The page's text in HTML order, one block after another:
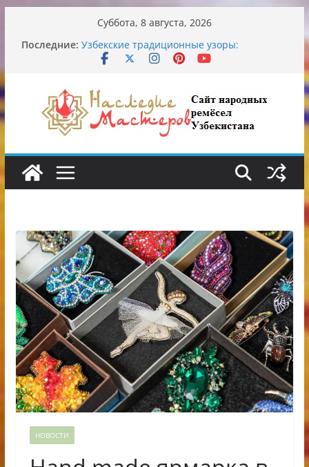
содержимому
Суббота, 8 августа, 2026
Последние: Узбекские традиционные узоры:
символика и происхождение
Опасная диета Алины Загитовой
От знахарей до университетских клиник
Обрушение на одном из ключевых
перекрёстков Ташкента: перекрыт
путепровод на Буюк Ипак Йули
НОВОСТИ